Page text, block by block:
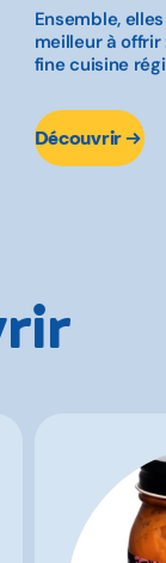
Ensemble,
meilleur à offrir
fine cuisine
Découvrir